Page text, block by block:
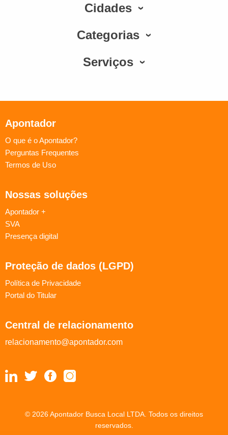
Cidades
Categorias
Serviços
Apontador
O que é o Apontador?
Perguntas Frequentes
Termos de Uso
Nossas soluções
Apontador +
SVA
Presença digital
Proteção de dados (LGPD)
Política de Privacidade
Portal do Titular
Central de relacionamento
relacionamento@apontador.com
© 2026 Apontador Busca Local LTDA. Todos os direitos
reservados.